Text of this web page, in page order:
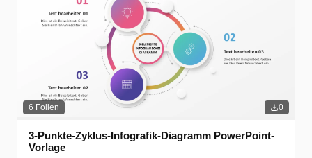
6 Folien 0
3-Punkte-Zyklus-Infografik-Diagramm PowerPoint-
Vorlage